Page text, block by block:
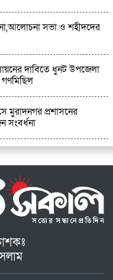
সভা ও শহীদদের
দাবিতে ধুনট উপজেলা
মুরাদনগর প্রশাসনের